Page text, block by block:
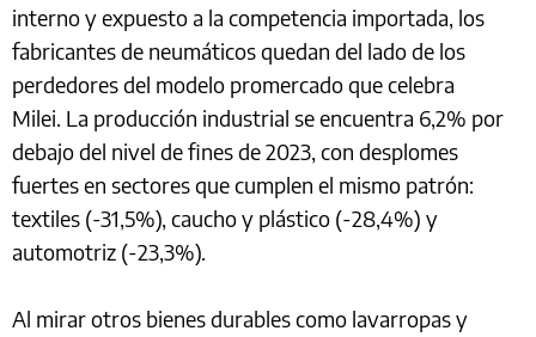
interno y expuesto a la competencia importada, los
fabricantes de neumáticos quedan del lado de los
perdedores del modelo promercado que celebra
Milei. La producción industrial se encuentra 6,2% por
debajo del nivel de fines de 2023, con desplomes
fuertes en sectores que cumplen el mismo patrón:
textiles (-31,5%), caucho y plástico (-28,4%) y
automotriz (-23,3%).
Al mirar otros bienes durables como lavarropas y